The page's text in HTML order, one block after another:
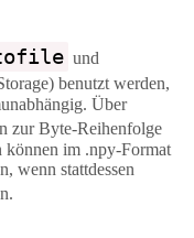
und
benutzt werden,
Über
zur Byte-Reihenfolge
können im .npy-Format
wenn stattdessen